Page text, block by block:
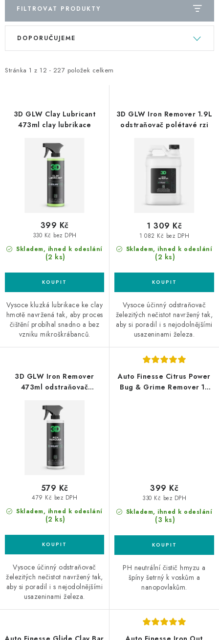
FILTROVAT PRODUKTY
V
i
Stránka 1 z 12 - 227 položek celkem
Ř
e
DOPORUČUJEME
3D GLW Clay Lubricant
473ml clay lubrikace
Skladem, ihned k odeslání
(2 ks)
330 Kč bez DPH
399 Kč
Vysoce kluzká lubrikace ke clay
hmotě navržená tak, aby proces
čištění probíhal snadno a bez
vzniku mikroškrábanců.
3D GLW Iron Remover 1.9L
odstraňovač polétavé rzi
Skladem, ihned k odeslání
(2 ks)
1 082 Kč bez DPH
1 309 Kč
Vysoce účinný odstraňovač
železitých nečistot navržený tak,
aby si poradil i s nejodolnějšími
usazeninami železa.
3D GLW Iron Remover
473ml odstraňovač
Skladem, ihned k odeslání
(2 ks)
479 Kč bez DPH
579 Kč
Vysoce účinný odstraňovač
železitých nečistot navržený tak,
aby si poradil i s nejodolnějšími
usazeninami železa.
Auto Finesse Citrus Power
Bug & Grime Remover 1L
Skladem, ihned k odeslání
(3 ks)
330 Kč bez DPH
399 Kč
PH neutrální čistič hmyzu a
špíny šetrný k voskům a
nanopovlakům.